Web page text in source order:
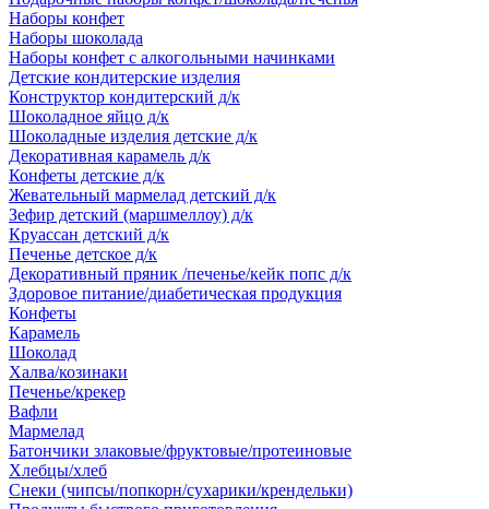
Наборы конфет
Наборы шоколада
Наборы конфет с алкогольными начинками
Детские кондитерские изделия
Конструктор кондитерский д/к
Шоколадное яйцо д/к
Шоколадные изделия детские д/к
Декоративная карамель д/к
Конфеты детские д/к
Жевательный мармелад детский д/к
Зефир детский (маршмеллоу) д/к
Круассан детский д/к
Печенье детское д/к
Декоративный пряник /печенье/кейк попс д/к
Здоровое питание/диабетическая продукция
Конфеты
Карамель
Шоколад
Халва/козинаки
Печенье/крекер
Вафли
Мармелад
Батончики злаковые/фруктовые/протеиновые
Хлебцы/хлеб
Снеки (чипсы/попкорн/сухарики/крендельки)